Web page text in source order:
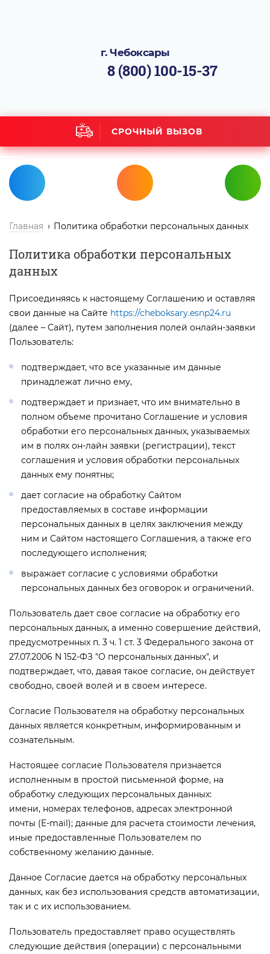
г. Чебоксары
8 (800) 100-15-37
СРОЧНЫЙ ВЫЗОВ
Главная Политика обработки персональных данных
Политика обработки персональных
данных
Присоединяясь к настоящему Соглашению и оставляя
свои данные на Сайте https://cheboksary.esnp24.ru
(далее – Сайт), путем заполнения полей онлайн-заявки
Пользователь:
подтверждает, что все указанные им данные
принадлежат лично ему,
подтверждает и признает, что им внимательно в
полном объеме прочитано Соглашение и условия
обработки его персональных данных, указываемых
им в полях он-лайн заявки (регистрации), текст
соглашения и условия обработки персональных
данных ему понятны;
дает согласие на обработку Сайтом
предоставляемых в составе информации
персональных данных в целях заключения между
ним и Сайтом настоящего Соглашения, а также его
последующего исполнения;
выражает согласие с условиями обработки
персональных данных без оговорок и ограничений.
Пользователь дает свое согласие на обработку его
персональных данных, а именно совершение действий,
предусмотренных п. 3 ч. 1 ст. 3 Федерального закона от
27.07.2006 N 152-ФЗ "О персональных данных", и
подтверждает, что, давая такое согласие, он действует
свободно, своей волей и в своем интересе.
Согласие Пользователя на обработку персональных
данных является конкретным, информированным и
сознательным.
Настоящее согласие Пользователя признается
исполненным в простой письменной форме, на
обработку следующих персональных данных:
имени, номерах телефонов, адресах электронной
почты (E-mail); данные для расчета стоимости лечения,
иные предоставленные Пользователем по
собственному желанию данные.
Данное Согласие дается на обработку персональных
данных, как без использования средств автоматизации,
так и с их использованием.
Пользователь предоставляет право осуществлять
следующие действия (операции) с персональными